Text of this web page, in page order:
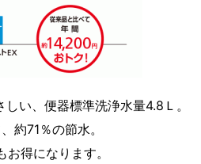
い、便器標準洗浄水量4.8Ｌ。
約71％の節水。
得になります。